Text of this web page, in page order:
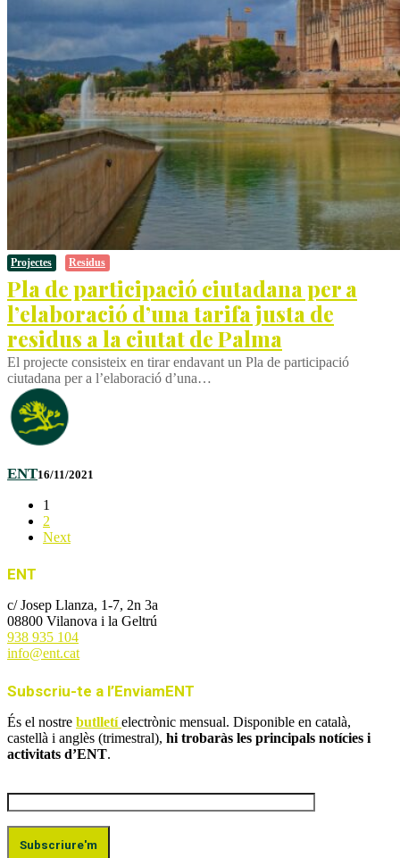
Projectes Residus
Pla de participació ciutadana per a
l’elaboració d’una tarifa justa de
residus a la ciutat de Palma
El projecte consisteix en tirar endavant un Pla de participació
ciutadana per a l’elaboració d’una…
ENT16/11/2021
1
2
Next
ENT
c/ Josep Llanza, 1-7, 2n 3a
08800 Vilanova i la Geltrú
938 935 104
info@ent.cat
Subscriu-te a l’EnviamENT
És el nostre butlletí electrònic mensual. Disponible en català,
castellà i anglès (trimestral), hi trobaràs les principals notícies i
activitats d’ENT.